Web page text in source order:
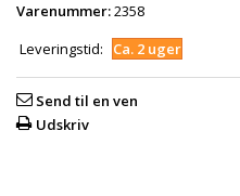
Varenummer:2358
Leveringstid:
Ca. 2 uger
Send til en ven
Udskriv